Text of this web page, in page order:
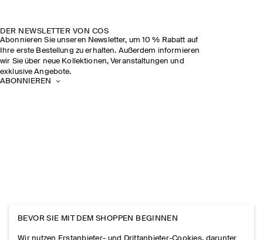
DER NEWSLETTER VON COS
Abonnieren Sie unseren Newsletter, um 10 % Rabatt auf
Ihre erste Bestellung zu erhalten. Außerdem informieren
wir Sie über neue Kollektionen, Veranstaltungen und
exklusive Angebote.
ABONNIEREN
BEVOR SIE MIT DEM SHOPPEN BEGINNEN
Wir nutzen Erstanbieter- und Drittanbieter-Cookies, darunter